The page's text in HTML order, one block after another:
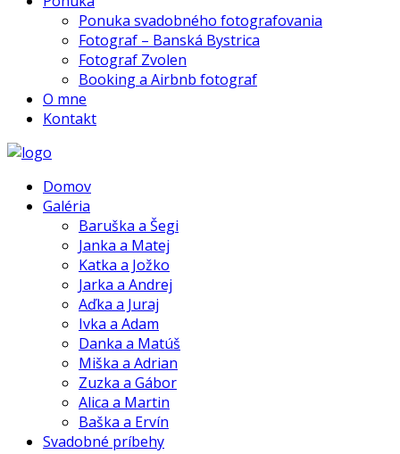
Ponuka svadobného fotografovania
Fotograf – Banská Bystrica
Fotograf Zvolen
Booking a Airbnb fotograf
O mne
Kontakt
Domov
Galéria
Baruška a Šegi
Janka a Matej
Katka a Jožko
Jarka a Andrej
Aďka a Juraj
Ivka a Adam
Danka a Matúš
Miška a Adrian
Zuzka a Gábor
Alica a Martin
Baška a Ervín
Svadobné príbehy